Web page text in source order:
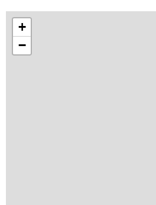
+
−